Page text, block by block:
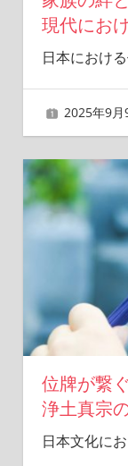
現代にお
日本におけ
2025年9月
位牌が繋
浄土真宗
日本文化に